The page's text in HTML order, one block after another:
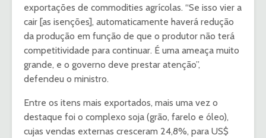
exportações de commodities agrícolas. “Se isso vier a
cair [as isenções], automaticamente haverá redução
da produção em função de que o produtor não terá
competitividade para continuar. É uma ameaça muito
grande, e o governo deve prestar atenção”,
defendeu o ministro.
Entre os itens mais exportados, mais uma vez o
destaque foi o complexo soja (grão, farelo e óleo),
cujas vendas externas cresceram 24,8%, para US$